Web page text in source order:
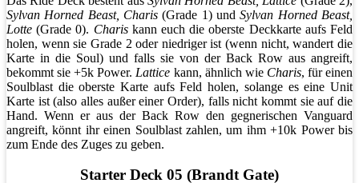
Sylvan Horned Beast, Charis(Grade 1) undSylvan Horned Beast,
Lotte(Grade 0). Charis kann euch die oberste Deckkarte aufs Feld
holen, wenn sie Grade 2 oder niedriger ist (wenn nicht, wandert die
Karte in die Soul) und falls sie von der Back Row aus angreift,
bekommt sie +5k Power. Lattice kann, ähnlich wie Charis, für einen
Soulblast die oberste Karte aufs Feld holen, solange es eine Unit
Karte ist (also alles außer einer Order), falls nicht kommt sie auf die
Hand. Wenn er aus der Back Row den gegnerischen Vanguard
angreift, könnt ihr einen Soulblast zahlen, um ihm +10k Power bis
zum Ende des Zuges zu geben.
Starter Deck 05 (Brandt Gate)